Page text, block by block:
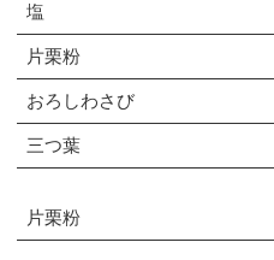
塩
片栗粉
おろしわさび
三つ葉
片栗粉